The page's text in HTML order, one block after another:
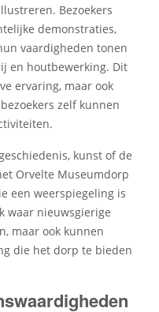
Bezoekers
demonstraties,
vaardigheden tonen
en houtbewerking. Dit
ervaring, maar ook
zelf kunnen
kunst of de
Orvelte Museumdorp
een weerspiegeling is
waar nieuwsgierige
maar ook kunnen
die het dorp te bieden